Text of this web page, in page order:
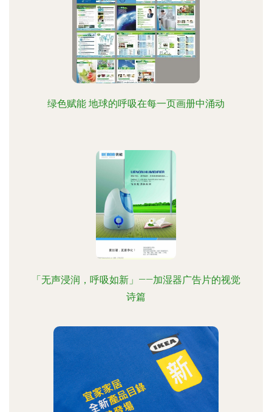
绿色赋能 地球的呼吸在每一页画册中涌动
「无声浸润，呼吸如新」——加湿器广告片的视觉
诗篇